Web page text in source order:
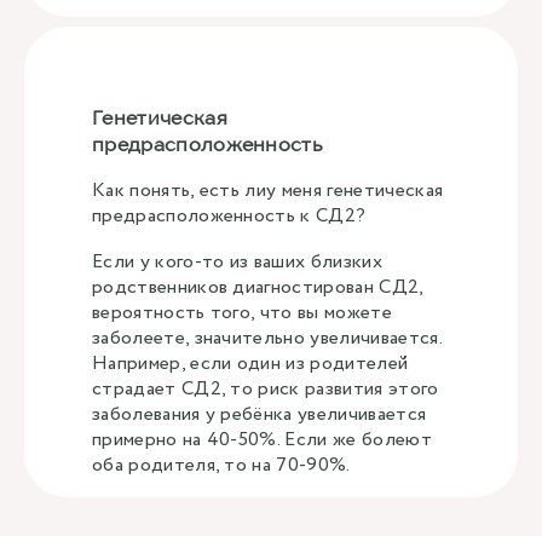
Генетическая
предрасположенность
Как понять, есть лиу меня генетическая
предрасположенность к СД2?
Если у кого-то из ваших близких
родственников диагностирован СД2,
вероятность того, что вы можете
заболеете, значительно увеличивается.
Например, если один из родителей
страдает СД2, то риск развития этого
заболевания у ребëнка увеличивается
примерно на 40-50%. Если же болеют
оба родителя, то на 70-90%.